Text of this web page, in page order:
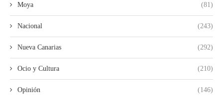
Moya (81)
Nacional (243)
Nueva Canarias (292)
Ocio y Cultura (210)
Opinión (146)